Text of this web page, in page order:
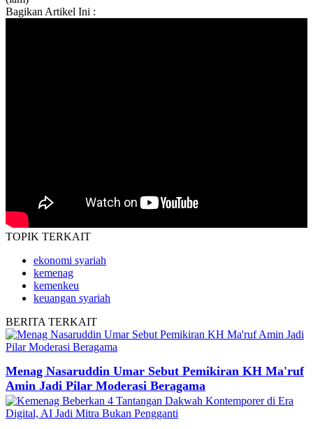
Bagikan Artikel Ini :
TOPIK TERKAIT
ekonomi syariah
kemenag
kemenkeu
keuangan syariah
BERITA TERKAIT
Menag Nasaruddin Umar Sebut Pemikiran KH Ma'ruf
Amin Jadi Pilar Moderasi Beragama